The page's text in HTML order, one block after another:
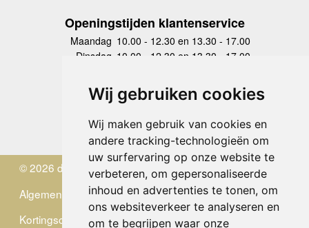
Wij gebruiken cookies
Wij maken gebruik van cookies en
andere tracking-technologieën om
uw surfervaring op onze website te
verbeteren, om gepersonaliseerde
inhoud en advertenties te tonen, om
ons websiteverkeer te analyseren en
om te begrijpen waar onze
Openingstijden klantenservice
Maandag 10.00 - 12.30 en 13.30 - 17.00
Dinsdag 10.00 - 12.30 en 13.30 - 17.00
Donderdag
10.00 - 12.30 en 13.30 - 17.00
Vrijdag 10.00 - 12.30 en 13.30 - 17.00
Zaterdag
gesloten
Zondag gesloten
© 2026 de Zwerver
Algemene Voorwaarden
Kortingscode